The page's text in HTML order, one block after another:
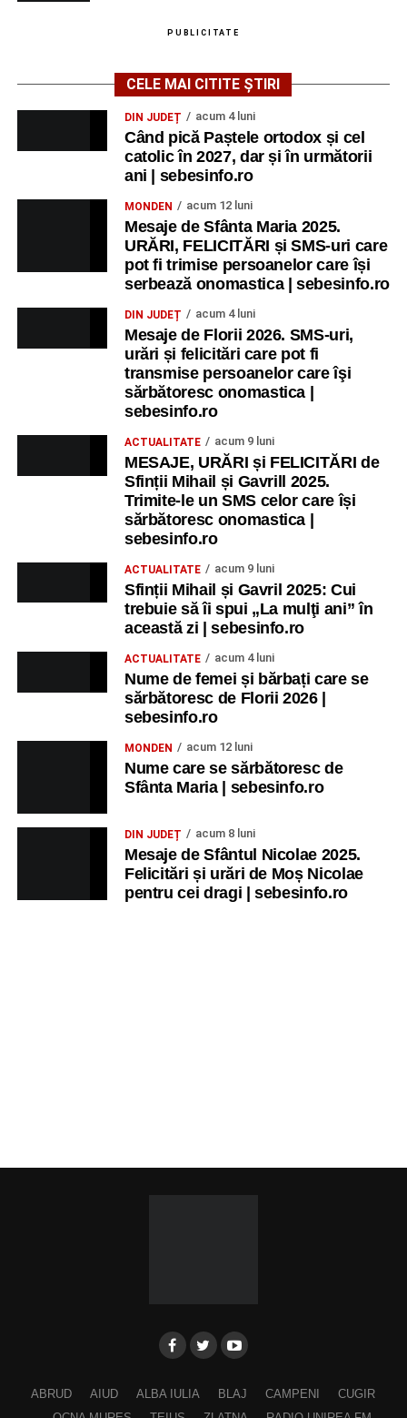
PUBLICITATE
CELE MAI CITITE ȘTIRI
DIN JUDEȚ acum 4 luni
Când pică Paștele ortodox și cel
catolic în 2027, dar și în următorii
ani | sebesinfo.ro
MONDEN acum 12 luni
Mesaje de Sfânta Maria 2025.
URĂRI, FELICITĂRI și SMS-uri care
pot fi trimise persoanelor care își
serbează onomastica | sebesinfo.ro
DIN JUDEȚ acum 4 luni
Mesaje de Florii 2026. SMS-uri,
urări și felicitări care pot fi
transmise persoanelor care îşi
sărbătoresc onomastica |
sebesinfo.ro
ACTUALITATE acum 9 luni
MESAJE, URĂRI și FELICITĂRI de
Sfinții Mihail și Gavrill 2025.
Trimite-le un SMS celor care își
sărbătoresc onomastica |
sebesinfo.ro
ACTUALITATE acum 9 luni
Sfinții Mihail și Gavril 2025: Cui
trebuie să îi spui „La mulţi ani” în
această zi | sebesinfo.ro
ACTUALITATE acum 4 luni
Nume de femei și bărbați care se
sărbătoresc de Florii 2026 |
sebesinfo.ro
MONDEN acum 12 luni
Nume care se sărbătoresc de
Sfânta Maria | sebesinfo.ro
DIN JUDEȚ acum 8 luni
Mesaje de Sfântul Nicolae 2025.
Felicitări și urări de Moș Nicolae
pentru cei dragi | sebesinfo.ro
ABRUD AIUD ALBA IULIA BLAJ CAMPENI
CUGIR